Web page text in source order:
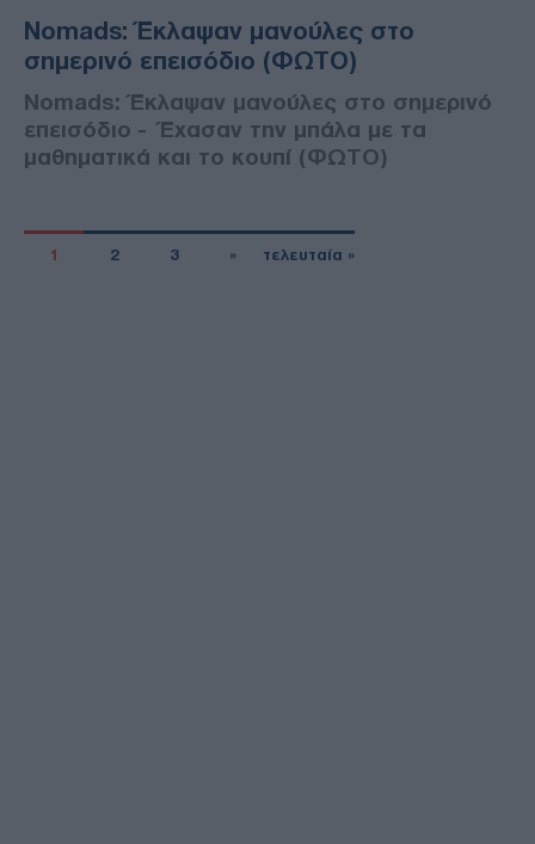
Nomads: Έκλαψαν μανούλες στο
σημερινό επεισόδιο (ΦΩΤΟ)
Nomads: Έκλαψαν μανούλες στο σημερινό
επεισόδιο - Έχασαν την μπάλα με τα
μαθηματικά και το κουπί (ΦΩΤΟ)
1 2 3 » τελευταία »